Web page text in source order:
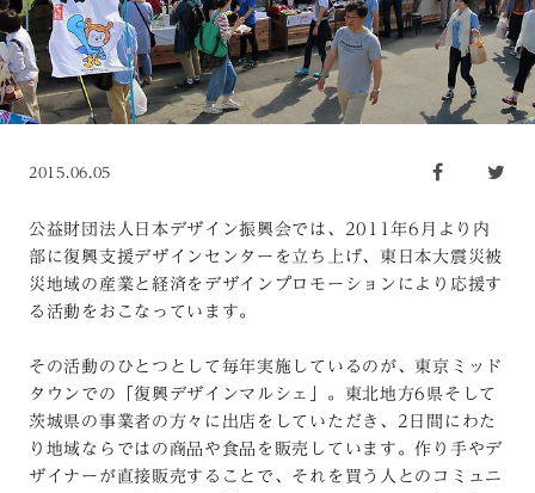
2015.06.05
公益財団法人日本デザイン振興会では、2011年6月より内
部に復興支援デザインセンターを立ち上げ、東日本大震災被
災地域の産業と経済をデザインプロモーションにより応援す
る活動をおこなっています。
その活動のひとつとして毎年実施しているのが、東京ミッド
タウンでの「復興デザインマルシェ」。東北地方6県そして
茨城県の事業者の方々に出店をしていただき、2日間にわた
り地域ならではの商品や食品を販売しています。作り手やデ
ザイナーが直接販売することで、それを買う人とのコミュニ